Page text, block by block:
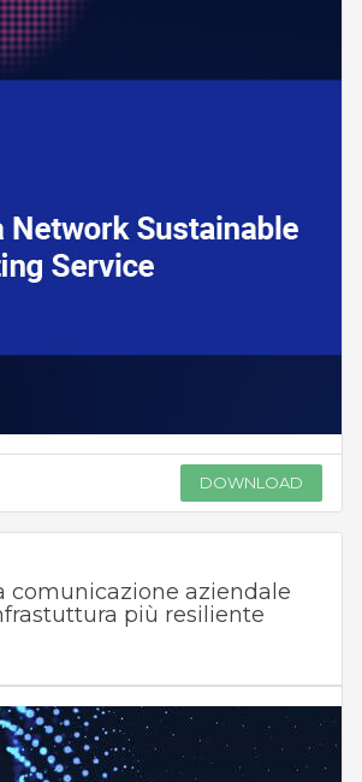
DOWNLOAD
comunicazione aziendale
più resiliente